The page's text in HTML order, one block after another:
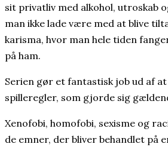
sit privatliv med alkohol, utroskab
man ikke lade være med at blive
karisma, hvor man hele tiden
på ham.
Serien gør et fantastisk job ud af
spilleregler, som gjorde sig
Xenofobi, homofobi, sexisme og
de emner, der bliver behandlet på